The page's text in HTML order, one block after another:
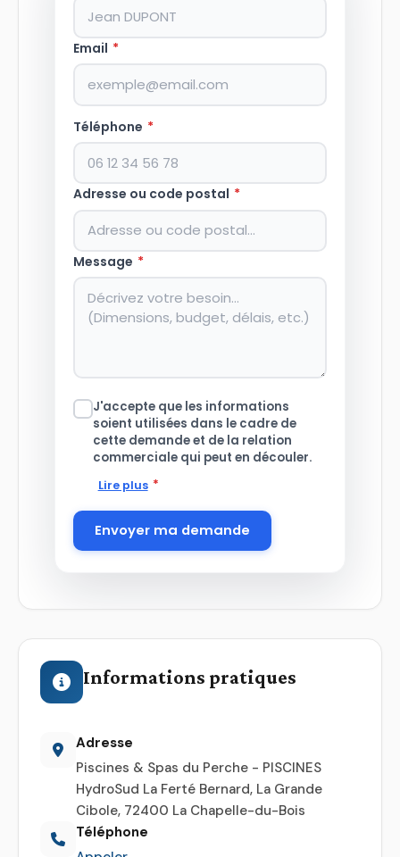
Email *
Téléphone *
Adresse ou code postal *
Message *
J'accepte que les informations
soient utilisées dans le cadre de
cette demande et de la relation
commerciale qui peut en découler.
Lire plus *
Envoyer ma demande
Informations pratiques
Adresse
Piscines & Spas du Perche - PISCINES
HydroSud La Ferté Bernard, La Grande
Cibole, 72400 La Chapelle-du-Bois
Téléphone